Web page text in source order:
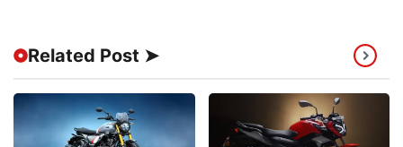
Related Post ➤